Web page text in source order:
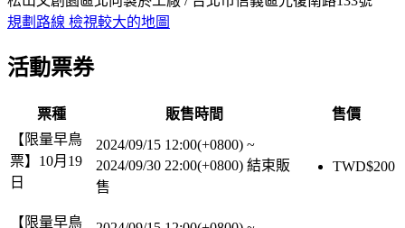
規劃路線 檢視較大的地圖
活動票券
票種 販售時間
售價
【限量早鳥
票】10月19
日
2024/09/15 12:00(+0800) ~
2024/09/30 22:00(+0800) 結束販
售
TWD$200
【限量早鳥